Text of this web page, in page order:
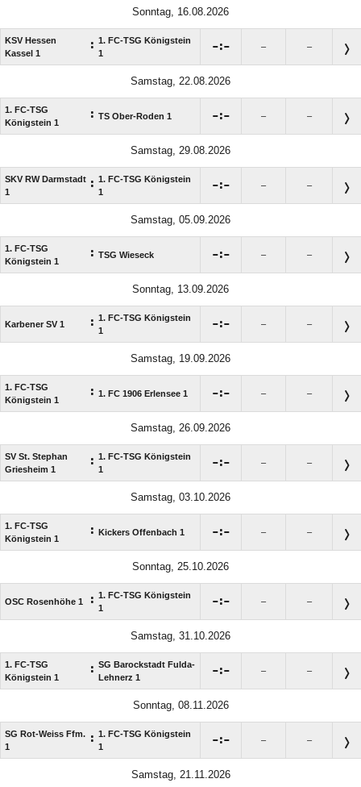
Sonntag, 16.08.2026
KSV Hessen
Kassel 1
: 1. FC-TSG Königstein
1
: – –
Samstag, 22.08.2026
1. FC-TSG
Königstein 1
: TS Ober-Roden 1 : – –
Samstag, 29.08.2026
SKV RW Darmstadt
1
: 1. FC-TSG Königstein
1
: – –
Samstag, 05.09.2026
1. FC-TSG
Königstein 1
: TSG Wieseck : – –
Sonntag, 13.09.2026
Karbener SV 1 : 1. FC-TSG Königstein
1
: – –
Samstag, 19.09.2026
1. FC-TSG
Königstein 1
: 1. FC 1906 Erlensee 1 : – –
Samstag, 26.09.2026
SV St. Stephan
Griesheim 1
: 1. FC-TSG Königstein
1
: – –
Samstag, 03.10.2026
1. FC-TSG
Königstein 1
: Kickers Offenbach 1 : – –
Sonntag, 25.10.2026
OSC Rosenhöhe 1 : 1. FC-TSG Königstein
1
: – –
Samstag, 31.10.2026
1. FC-TSG
Königstein 1
: SG Barockstadt Fulda-
Lehnerz 1
: – –
Sonntag, 08.11.2026
SG Rot-Weiss Ffm.
1
: 1. FC-TSG Königstein
1
: – –
Samstag, 21.11.2026